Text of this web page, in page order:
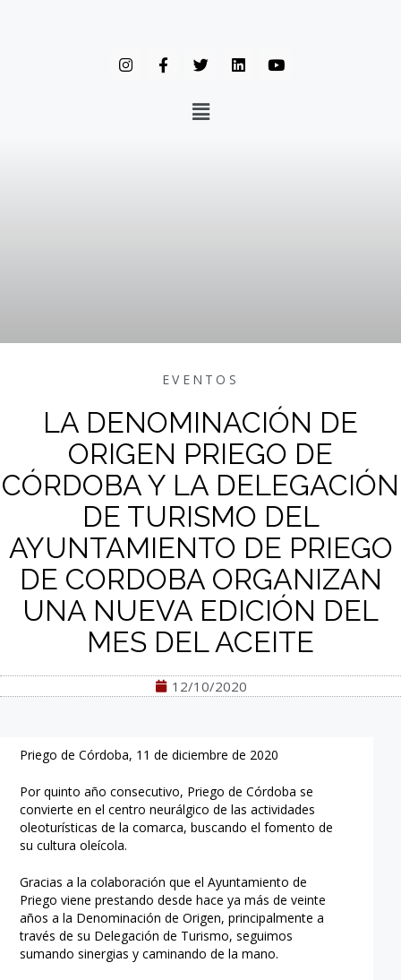
EVENTOS
LA DENOMINACIÓN DE
ORIGEN PRIEGO DE
CÓRDOBA Y LA DELEGACIÓN
DE TURISMO DEL
AYUNTAMIENTO DE PRIEGO
DE CORDOBA ORGANIZAN
UNA NUEVA EDICIÓN DEL
MES DEL ACEITE
12/10/2020
Priego de Córdoba, 11 de diciembre de 2020
Por quinto año consecutivo, Priego de Córdoba se
convierte en el centro neurálgico de las actividades
oleoturísticas de la comarca, buscando el fomento de
su cultura oleícola.
Gracias a la colaboración que el Ayuntamiento de
Priego viene prestando desde hace ya más de veinte
años a la Denominación de Origen, principalmente a
través de su Delegación de Turismo, seguimos
sumando sinergias y caminando de la mano.